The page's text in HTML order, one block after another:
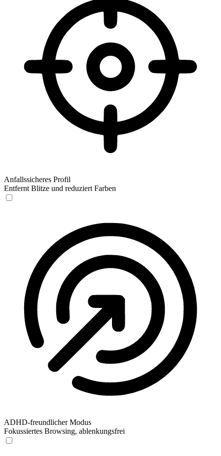
Anfallssicheres Profil
Entfernt Blitze und reduziert Farben
ADHD-freundlicher Modus
Fokussiertes Browsing, ablenkungsfrei